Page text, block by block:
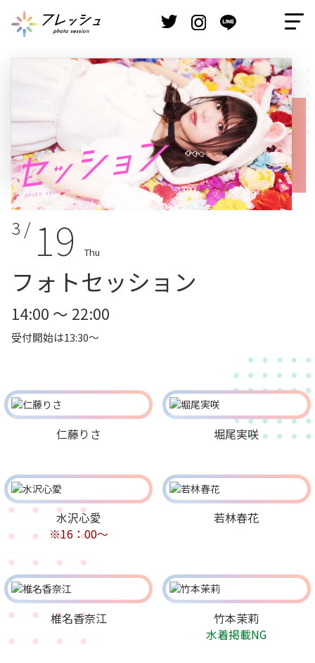
3 / 19 Thu
フォトセッション
14:00 ～ 22:00
受付開始は13:30～
仁藤りさ 堀尾実咲
水沢心愛
※16：00～
若林春花
椎名香奈江
竹本茉莉
水着掲載NG